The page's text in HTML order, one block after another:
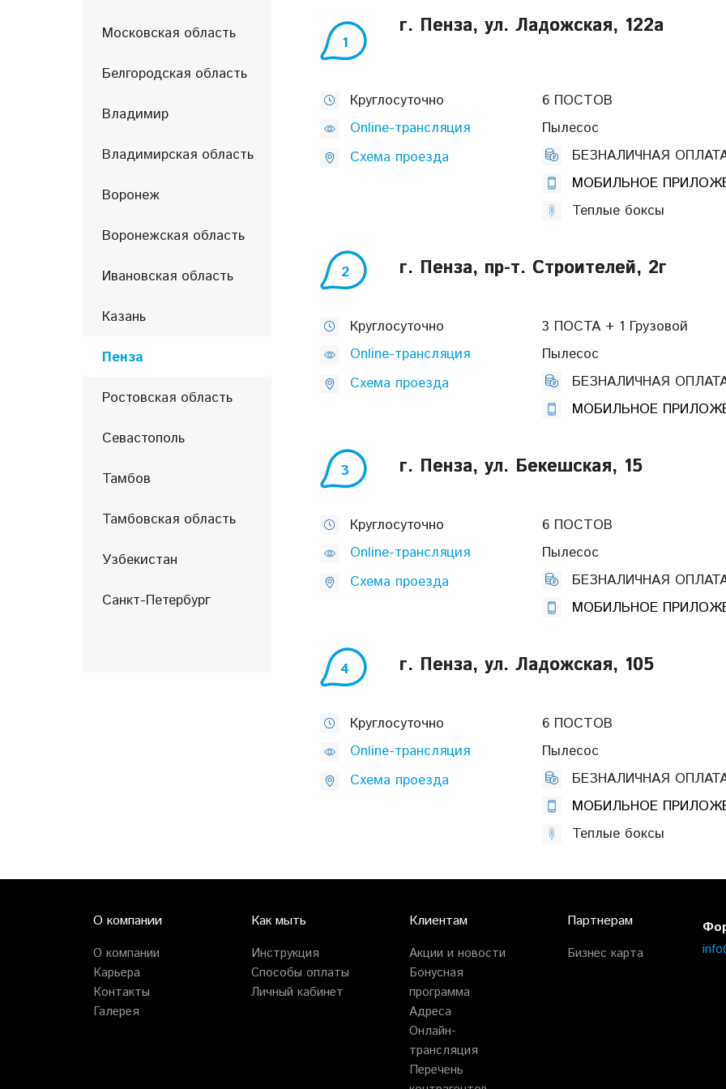
Московская область
Белгородская область
Владимир
Владимирская область
Воронеж
Воронежская область
Ивановская область
Казань
Пенза
Ростовская область
Севастополь
Тамбов
Тамбовская область
Узбекистан
Санкт-Петербург
1
г. Пенза, ул. Ладожская, 122а
Круглосуточно
Online-трансляция
Схема проезда
6 ПОСТОВ
Пылесос
БЕЗНАЛИЧНАЯ
МОБИЛЬНОЕ
Теплые боксы
2 г. Пенза, пр-т. Строителей, 2г
Круглосуточно
Online-трансляция
Схема проезда
3 ПОСТА + 1 Грузовой
Пылесос
БЕЗНАЛИЧНАЯ
МОБИЛЬНОЕ
3 г. Пенза, ул. Бекешская, 15
Круглосуточно
Online-трансляция
Схема проезда
6 ПОСТОВ
Пылесос
БЕЗНАЛИЧНАЯ
МОБИЛЬНОЕ
4 г. Пенза, ул. Ладожская, 105
Круглосуточно
Online-трансляция
Схема проезда
6 ПОСТОВ
Пылесос
БЕЗНАЛИЧНАЯ
МОБИЛЬНОЕ
Теплые боксы
О компании
О компании
Карьера
Контакты
Галерея
Как мыть
Инструкция
Способы оплаты
Личный кабинет
Клиентам
Акции и новости
Бонусная
программа
Адреса
Онлайн-
трансляция
Перечень
Партнерам
Бизнес карта